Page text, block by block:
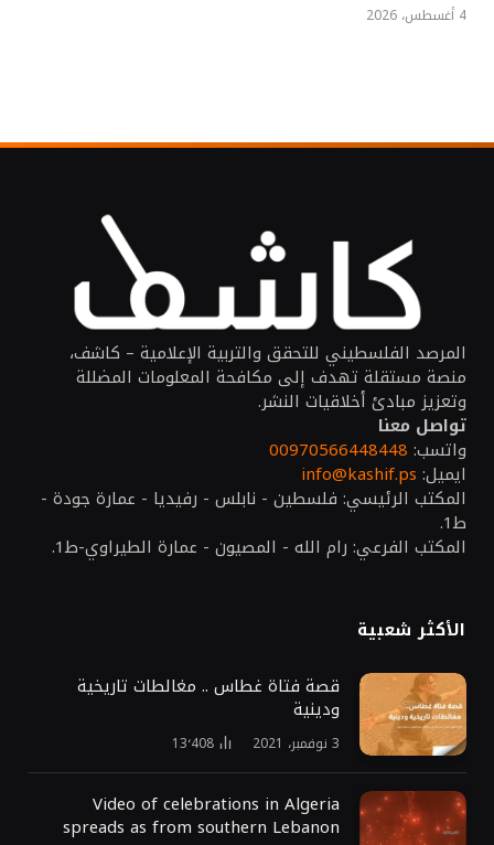
4 أغسطس، 2026
المرصد الفلسطيني للتحقق والتربية الإعلامية – كاشف،
منصة مستقلة تهدف إلى مكافحة المعلومات المضللة
وتعزيز مبادئ أخلاقيات النشر.
تواصل معنا
واتسب: 00970566448448
ايميل: info@kashif.ps
المكتب الرئيسي: فلسطين - نابلس - رفيديا - عمارة جودة -
ط1.
المكتب الفرعي: رام الله - المصيون - عمارة الطيراوي-ط1.
الأكثر شعبية
قصة فتاة غطاس .. مغالطات تاريخية
ودينية
3 نوفمبر، 2021 13٬408
Video of celebrations in Algeria
spreads as from southern Lebanon